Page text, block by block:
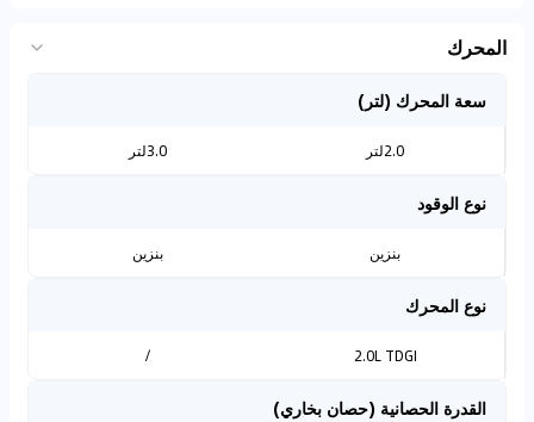
المحرك
سعة المحرك (لتر)
2.0لتر 3.0لتر
نوع الوقود
بنزين بنزين
نوع المحرك
2.0L TDGI
/
القدرة الحصانية (حصان بخاري)